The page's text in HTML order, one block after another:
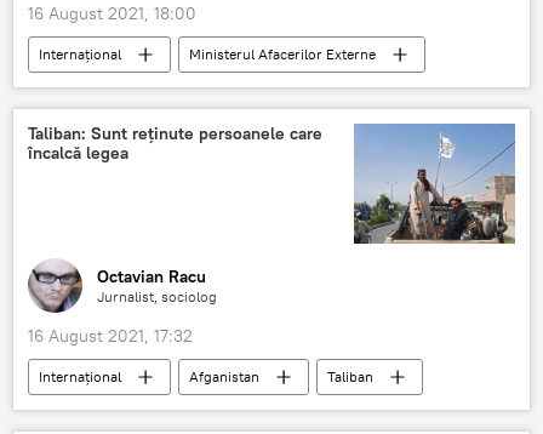
16 August 2021, 18:00
Internaţional
Ministerul Afacerilor Externe
Afganistan
Taliban Rusia
Taliban: Sunt reținute persoanele care
încalcă legea
Octavian Racu
Jurnalist, sociolog
16 August 2021, 17:32
Internaţional Afganistan Taliban